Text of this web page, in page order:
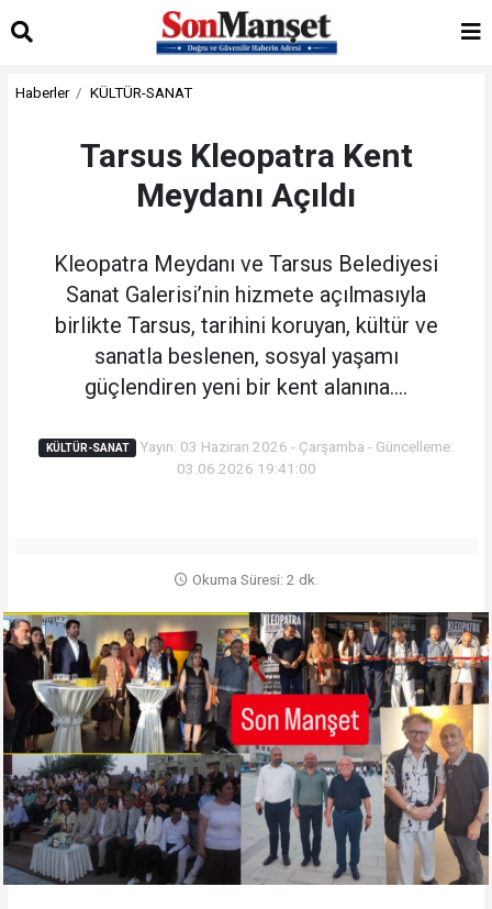
Haberler KÜLTÜR-SANAT
Tarsus Kleopatra Kent
Meydanı Açıldı
Kleopatra Meydanı ve Tarsus Belediyesi
Sanat Galerisi’nin hizmete açılmasıyla
birlikte Tarsus, tarihini koruyan, kültür ve
sanatla beslenen, sosyal yaşamı
güçlendiren yeni bir kent alanına....
KÜLTÜR-SANAT
Yayın: 03 Haziran 2026 - Çarşamba - Güncelleme:
03.06.2026 19:41:00
Okuma Süresi: 2 dk.